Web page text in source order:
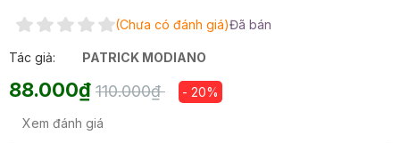
(Chưa có đánh giá)Đã bán
Tác giả: PATRICK MODIANO
88.000₫ 110.000₫ - 20%
Xem đánh giá